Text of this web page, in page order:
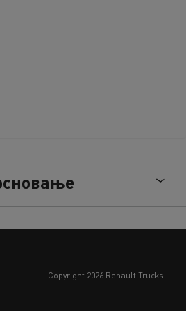
copyright 2026 Renault Trucks